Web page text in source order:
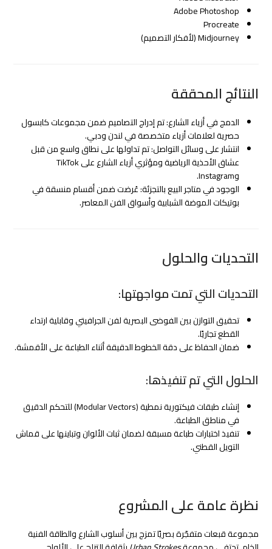
Adobe Photoshop
Procreate
Midjourney (لأفكار التصميم)
النتائج المحققة
الدمج في أزياء الشارع: تم إدراج التصاميم ضمن مجموعات كابسول
حصرية لعلامات أزياء متخصصة في لندن ودبي.
انتشار على وسائل التواصل: تم تداولها على نطاق واسع من قبل
عشاق الأحذية الرياضية ومؤثري أزياء الشارع على TikTok
وInstagram.
الوجود في متاجر البيع بالتجزئة: عُرضت ضمن أقسام منسقة في
بوتيكات الموضة الشبابية وأسواق الفن المعاصر.
التحديات والحلول
التحديات التي تمت مواجهتها:
تحقيق التوازن بين الفوضى البصرية لفن الجرافيتي وقابلية ارتداء
القطع تجاريًا.
ضمان الحفاظ على دقة الخطوط الدقيقة أثناء الطباعة على الأقمشة.
الحلول التي تم تنفيذها:
إنشاء طبقات فيكتورية نمطية (Modular Vectors) للتحكم الدقيق
في مناطق الطباعة.
تنفيذ اختبارات طباعة مسبقة لضمان ثبات الألوان وتباينها على قماش
التويل القطني.
نظرة عامة على المشروع
مجموعة قبعات متفجّرة بصريًا تمزج بين أسلوب الشارع والطاقة الفنية